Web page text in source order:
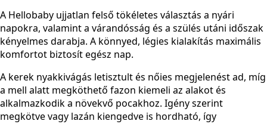
A Hellobaby ujjatlan felső tökéletes választás a nyári
napokra, valamint a várandósság és a szülés utáni időszak
kényelmes darabja. A könnyed, légies kialakítás maximális
komfortot biztosít egész nap.
A kerek nyakkivágás letisztult és nőies megjelenést ad, míg
a mell alatt megköthető fazon kiemeli az alakot és
alkalmazkodik a növekvő pocakhoz. Igény szerint
megkötve vagy lazán kiengedve is hordható, így